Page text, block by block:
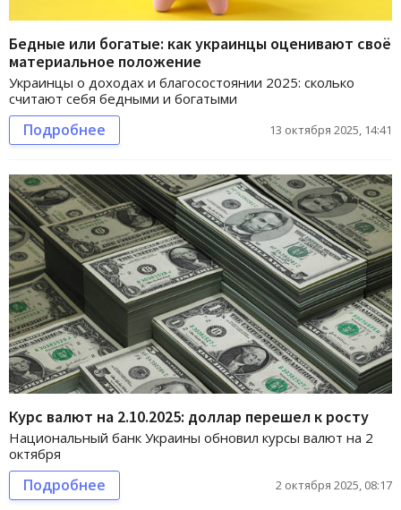
Бедные или богатые: как украинцы оценивают своё
материальное положение
Украинцы о доходах и благосостоянии 2025: сколько
считают себя бедными и богатыми
Подробнее 13 октября 2025, 14:41
Курс валют на 2.10.2025: доллар перешел к росту
Национальный банк Украины обновил курсы валют на 2
октября
Подробнее 2 октября 2025, 08:17